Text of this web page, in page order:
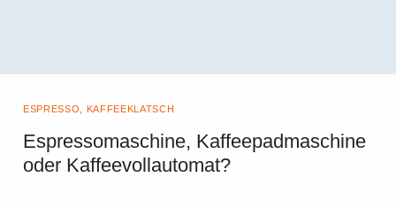
ESPRESSO KAFFEEKLATSCH
Espressomaschine, Kaffeepadmaschine
oder Kaffeevollautomat?